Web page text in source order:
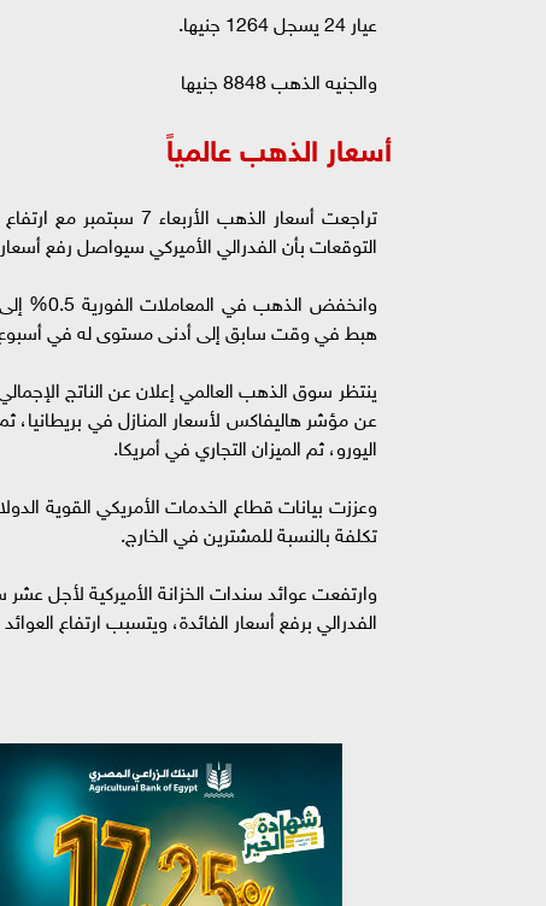
عيار 24 يسجل 1264 جنيها.
والجنيه الذهب 8848 جنيها
أسعار الذهب عالمياً
تراجعت أسعار الذهب
التوقعات بأن الفدرالي الأميركي سيواصل رفع
هبط في وقت سابق إلى أدنى مستوى له في أسبوع، وتراجعت
ينتظر سوق الذهب العالمي إعلان عن الناتج
عن مؤشر هاليفاكس لأسعار المنازل في بريطانيا، ثم
اليورو، ثم الميزان التجاري في أمريكا.
تكلفة بالنسبة للمشترين في الخارج.
الفدرالي برفع أسعار الفائدة، ويتسبب ارتفاع